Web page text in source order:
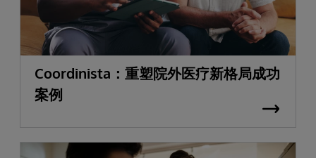
Coordinista：重塑院外医疗新格局成功
案例